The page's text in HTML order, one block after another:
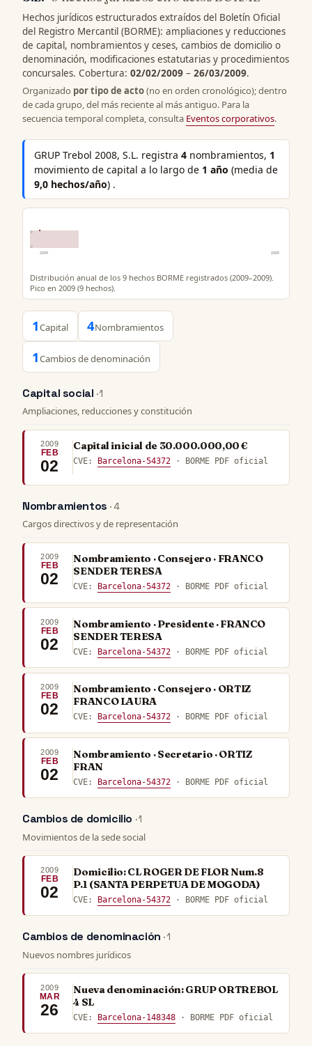
Hechos jurídicos estructurados extraídos del Boletín Oficial
del Registro Mercantil (BORME): ampliaciones y reducciones
de capital, nombramientos y ceses, cambios de domicilio o
denominación, modificaciones estatutarias y procedimientos
concursales. Cobertura: 02/02/2009 – 26/03/2009.
Organizado por tipo de acto(no en orden cronológico); dentro
de cada grupo, del más reciente al más antiguo. Para la
secuencia temporal completa, consulta Eventos corporativos.
GRUP Trebol 2008, S.L. registra4 nombramientos, 1
movimiento de capital a lo largo de 1 año (media de
9,0 hechos/año) .
9
0
2009
2009
Distribución anual de los 9 hechos BORME registrados (2009–2009).
Pico en 2009 (9 hechos).
1Capital 4Nombramientos
1Cambios de denominación
Capital social · 1
Ampliaciones, reducciones y constitución
2009
FEB
02
Capital inicial de 30.000.000,00 €
CVE: Barcelona-54372 · BORME PDF oficial
Nombramientos · 4
Cargos directivos y de representación
2009
FEB
02
Nombramiento · Consejero · FRANCO
SENDER TERESA
CVE: Barcelona-54372 · BORME PDF oficial
2009
FEB
02
Nombramiento · Presidente · FRANCO
SENDER TERESA
CVE: Barcelona-54372 · BORME PDF oficial
2009
FEB
02
Nombramiento · Consejero · ORTIZ
FRANCO LAURA
CVE: Barcelona-54372 · BORME PDF oficial
2009
FEB
02
Nombramiento · Secretario · ORTIZ
FRAN
CVE: Barcelona-54372 · BORME PDF oficial
Cambios de domicilio · 1
Movimientos de la sede social
2009
FEB
02
Domicilio: CL ROGER DE FLOR Num.8
P.1 (SANTA PERPETUA DE MOGODA)
CVE: Barcelona-54372 · BORME PDF oficial
Cambios de denominación · 1
Nuevos nombres jurídicos
2009
MAR
26
Nueva denominación: GRUP ORTREBOL
4 SL
CVE: Barcelona-148348 · BORME PDF oficial